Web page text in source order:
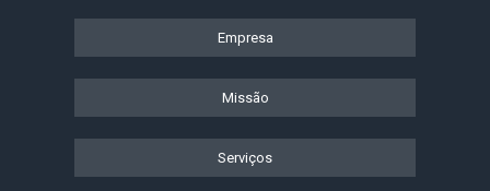
Empresa
Missão
Serviços